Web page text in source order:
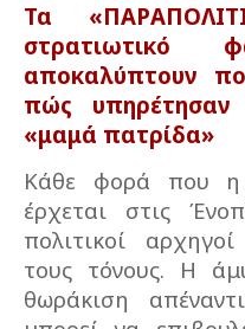
Τα
στρατιωτικό
αποκαλύπτουν
πώς
«μαμά πατρίδα»
Κάθε φορά που η
έρχεται στις
πολιτικοί
τους τόνους. Η
θωράκιση